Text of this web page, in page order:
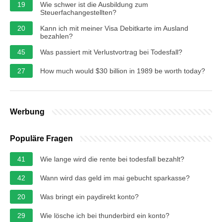
19
Wie schwer ist die Ausbildung zum
Steuerfachangestellten?
20
Kann ich mit meiner Visa Debitkarte im Ausland
bezahlen?
45
Was passiert mit Verlustvortrag bei Todesfall?
27 How much would $30 billion in 1989 be worth today?
Werbung
Populäre Fragen
41 Wie lange wird die rente bei todesfall bezahlt?
42 Wann wird das geld im mai gebucht sparkasse?
20 Was bringt ein paydirekt konto?
29 Wie lösche ich bei thunderbird ein konto?